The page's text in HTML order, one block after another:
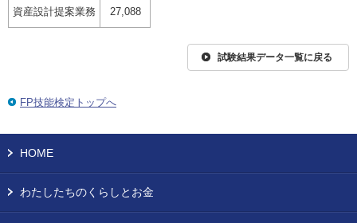
資産設計提案業務 27,088
試験結果データ一覧に戻る
FP技能検定トップへ
HOME
わたしたちのくらしとお金